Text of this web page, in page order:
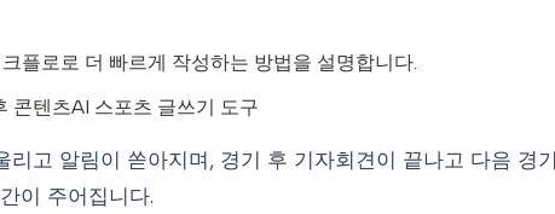
플로로 더 빠르게 작성하는 방법을 설명합니다.
콘텐츠AI 스포츠 글쓰기 도구
고 알림이 쏟아지며, 경기 후 기자회견이 끝나고 다음 경
이 주어집니다.